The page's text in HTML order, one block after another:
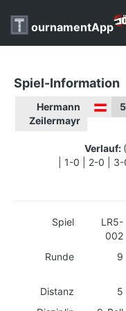
ournamentApp
Spiel-Information
Hermann
Zeilermayr
5
Verlauf:
| 1-0 | 2-0 |
Spiel
LR5-
002
Runde 9
Distanz 5